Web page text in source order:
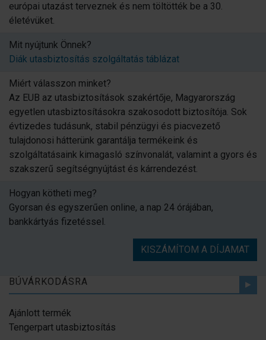
európai utazást terveznek és nem töltötték be a 30.
életévüket.
Mit nyújtunk Önnek?
Diák utasbiztosítás szolgáltatás táblázat
Miért válasszon minket?
Az EUB az utasbiztosítások szakértője, Magyarország
egyetlen utasbiztosításokra szakosodott biztosítója. Sok
évtizedes tudásunk, stabil pénzügyi és piacvezető
tulajdonosi hátterünk garantálja termékeink és
szolgáltatásaink kimagasló színvonalát, valamint a gyors és
szakszerű segítségnyújtást és kárrendezést.
Hogyan kötheti meg?
Gyorsan és egyszerűen online, a nap 24 órájában,
bankkártyás fizetéssel.
KISZÁMÍTOM A DÍJAMAT
BÚVÁRKODÁSRA
Ajánlott termék
Tengerpart utasbiztosítás